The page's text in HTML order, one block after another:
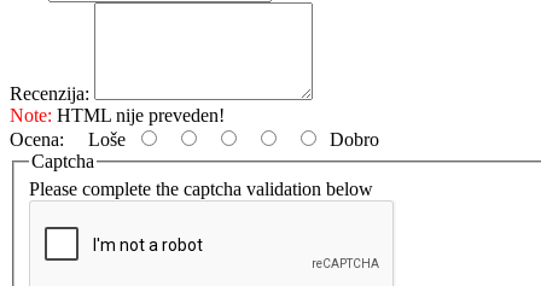
Recenzija:
Note: HTML nije preveden!
Ocena: Loše
Dobro
Captcha
Please complete the captcha validation below